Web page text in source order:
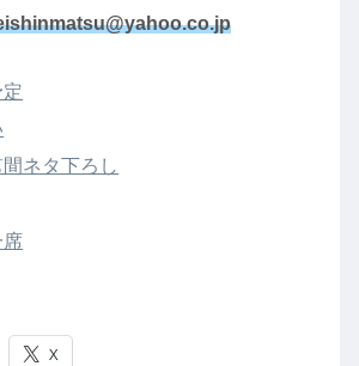
ネタ下ろし
席
X